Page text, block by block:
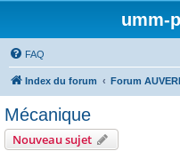
umm-
FAQ
Index du forum Forum
Mécanique
Nouveau sujet